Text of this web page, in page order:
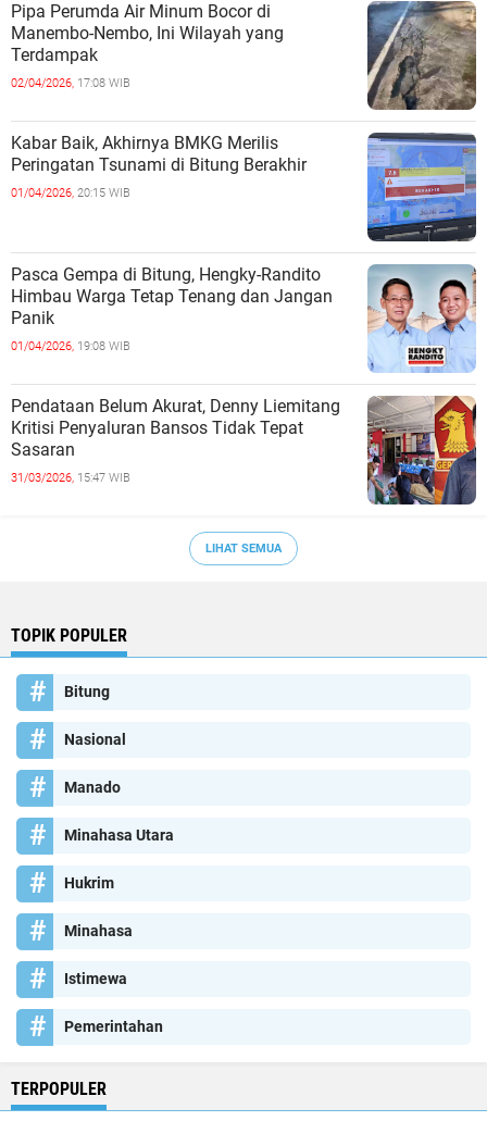
Pipa Perumda Air Minum Bocor di
Manembo-Nembo, Ini Wilayah yang
Terdampak
02/04/2026, 17:08 WIB
Kabar Baik, Akhirnya BMKG Merilis
Peringatan Tsunami di Bitung Berakhir
01/04/2026, 20:15 WIB
Pasca Gempa di Bitung, Hengky-Randito
Himbau Warga Tetap Tenang dan Jangan
Panik
01/04/2026, 19:08 WIB
Pendataan Belum Akurat, Denny Liemitang
Kritisi Penyaluran Bansos Tidak Tepat
Sasaran
31/03/2026, 15:47 WIB
LIHAT SEMUA
TOPIK POPULER
Bitung
Nasional
Manado
Minahasa Utara
Hukrim
Minahasa
Istimewa
Pemerintahan
TERPOPULER